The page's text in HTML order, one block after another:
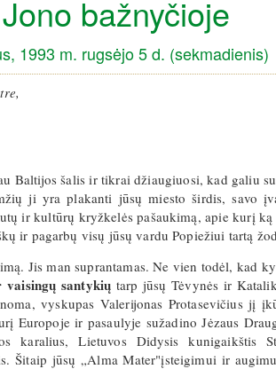
Jono bažnyčioje
1993 m. rugsėjo 5 d. (sekmadienis)
Baltijos šalis ir tikrai džiaugiuosi, kad galiu
ji yra plakanti jūsų miesto širdis, savo
ir kultūrų kryžkelės pašaukimą, apie kurį
ir pagarbų visų jūsų vardu Popiežiui tartą
Jis man suprantamas. Ne vien todėl, kad
santykių tarp jūsų Tėvynės ir
vyskupas Valerijonas Protasevičius jį
Europoje ir pasaulyje sužadino Jėzaus
Lietuvos Didysis kunigaikštis
Šitaip jūsų „Alma Mater"įsteigimui ir